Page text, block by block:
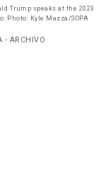
Trump speaks at the 2023
Photo: Kyle Mazza/SOPA
ARCHIVO